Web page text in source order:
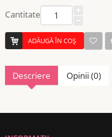
Cantitate
ADĂUGĂ ÎN COŞ
Descriere Opinii (0)